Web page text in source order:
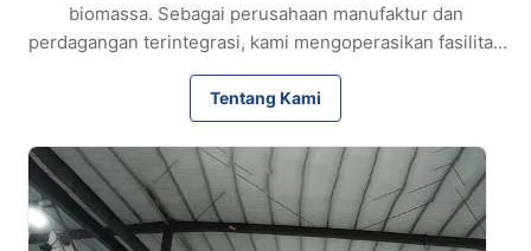
biomassa. Sebagai perusahaan manufaktur dan
perdagangan terintegrasi, kami mengoperasikan fasilitas
produksi kami sendiri dan mengelola seluruh proses mulai
dari desain dan manufaktur hingga pemeriksaan kualitas
dan pengiriman. Dengan sertifikasi ISO 9001 dan CE,
inspeksi pabrik SGS, dan pengalaman ekspor selama
bertahun-tahun, kami menyediakan mesin yang andal dan
solusi khusus untuk pelangg
Tentang Kami